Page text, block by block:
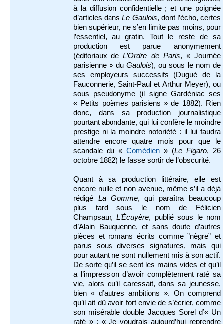
à la diffusion confidentielle ; et une poignée
d’articles dansLe Gaulois, dont l’écho, certes
bien supérieur, ne s’en limite pas moins, pour
l’essentiel, au gratin. Tout le reste de sa
production est parue anonymement
(éditoriaux deL’Ordre de Paris, « Journée
parisienne » du Gaulois), ou sous le nom de
ses employeurs successifs (Dugué de la
Fauconnerie, Saint-Paul et Arthur Meyer), ou
sous pseudonyme (il signe Gardéniac ses
« Petits poèmes parisiens » de 1882). Rien
donc, dans sa production journalistique
pourtant abondante, qui lui confère le moindre
prestige ni la moindre notoriété : il lui faudra
attendre encore quatre mois pour que le
scandale du « Comédien » (Le Figaro, 26
octobre 1882) le fasse sortir de l’obscurité.
Quant à sa production littéraire, elle est
encore nulle et non avenue, même s’il a déjà
rédigé La Gomme, qui paraîtra beaucoup
plus tard sous le nom de Félicien
Champsaur,L’Écuyère, publié sous le nom
d’Alain Bauquenne, et sans doute d’autres
pièces et romans écrits comme ”nègre” et
parus sous diverses signatures, mais qui
pour autant ne sont nullement mis à son actif.
De sorte qu’il se sent les mains vides et qu’il
a l’impression d’avoir complètement raté sa
vie, alors qu’il caressait, dans sa jeunesse,
bien « d’autres ambitions ». On comprend
qu’il ait dû avoir fort envie de s’écrier, comme
son misérable double Jacques Sorel d’« Un
raté » : « Je voudrais aujourd’hui reprendre